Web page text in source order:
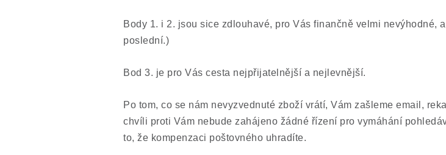
Body 1. i 2. jsou sice zdlouhavé, pro Vás finančně velmi nevýhodné,
poslední.)
Bod 3. je pro Vás cesta nejpřijatelnější a nejlevnější.
Po tom, co se nám nevyzvednuté zboží vrátí, Vám zašleme email,
chvíli proti Vám nebude zahájeno žádné řízení pro vymáhání
to, že kompenzaci poštovného uhradíte.